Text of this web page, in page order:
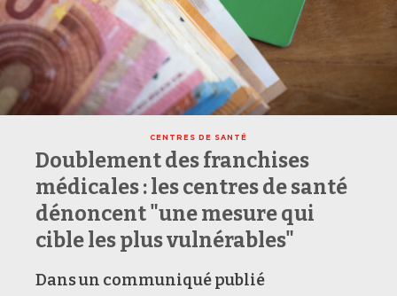
CENTRES DE SANTÉ
Doublement des franchises
médicales : les centres de santé
dénoncent "une mesure qui
cible les plus vulnérables"
Dans un communiqué publié